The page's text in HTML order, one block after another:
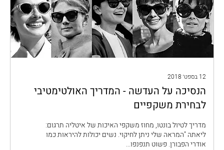
12 בספט׳ 2018
הנסיכה על העדשה - המדריך האולטימטיבי
לבחירת משקפיים
מדריך לטיול בונטו, מחוז משקפי האיכות של איטליה תרגום:
ליאתה "המראה שלי ניתן לחיקוי. נשים יכולות להיראות כמו
אודרי הפבורן. פשוט תנפנפו...